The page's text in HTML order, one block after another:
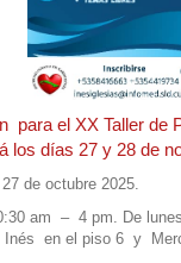
para el XX Taller de
los días 27 y 28 de
de octubre 2025.
am – 4 pm. De
Inés en el piso 6 y